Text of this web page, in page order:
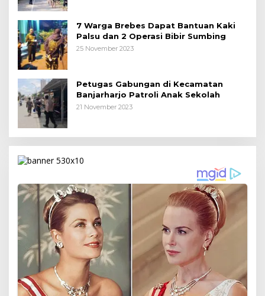
7 Warga Brebes Dapat Bantuan Kaki
Palsu dan 2 Operasi Bibir Sumbing
25 November 2023
Petugas Gabungan di Kecamatan
Banjarharjo Patroli Anak Sekolah
21 November 2023